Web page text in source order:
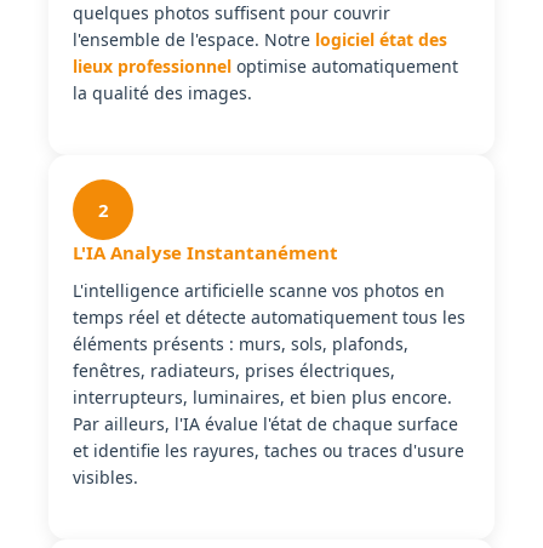
quelques photos suffisent pour couvrir
l'ensemble de l'espace. Notre logiciel état des
lieux professionnel optimise automatiquement
la qualité des images.
2
L'IA Analyse Instantanément
L'intelligence artificielle scanne vos photos en
temps réel et détecte automatiquement tous les
éléments présents : murs, sols, plafonds,
fenêtres, radiateurs, prises électriques,
interrupteurs, luminaires, et bien plus encore.
Par ailleurs, l'IA évalue l'état de chaque surface
et identifie les rayures, taches ou traces d'usure
visibles.